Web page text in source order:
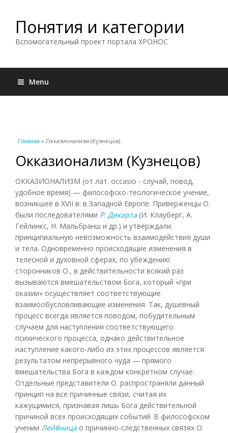
Понятия и категории
Вспомогательный проект портала ХРОНОС
Menu
Вы здесь
Главная » Окказионализм (Кузнецов)
Окказионализм (Кузнецов)
ОККАЗИОНАЛИЗМ (от лат. occasio - случай, повод,
удобное время) — философско-теологическое учение,
возникшее в XVII в. в Западной Европе. Приверженцы О.
были последователями Р. Декарта (И. Клауберг, А.
Гейлинкс, Н. Мальбранш и др.) и утверждали
принципиальную невозможность взаимодействия души
и тела. Одновременно происходящие изменения в
телесной и духовной сферах, по убеждению
сторонников О., в действительности всякий раз
вызываются вмешательством Бога, который «при
оказии» осуществляет соответствующие
взаимообусловливающие изменения. Так, душевный
процесс всегда является поводом, побудительным
случаем для наступления соответствующего
психического процесса, однако действительное
наступление какого-либо из этих процессов является
результатом непрерывного чуда — прямого
вмешательства Бога в каждом конкретном случае.
Отдельные представители О. распространяли данный
принцип на все причинные связи, считая их
кажущимися, признавая лишь Бога действительной
причиной всех происходящих событий. В философском
учении Лейбница о причинно-следственных связях О.